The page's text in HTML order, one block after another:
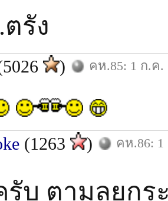
รัง
) คห.85: 1 ก.ค.
(1263 ) คห.86: 1
รับ ตามลุยกร